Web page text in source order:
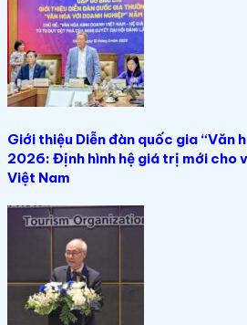
Giới thiệu Diễn đàn quốc gia “Văn
2026: Định hình hệ giá trị mới cho
Việt Nam